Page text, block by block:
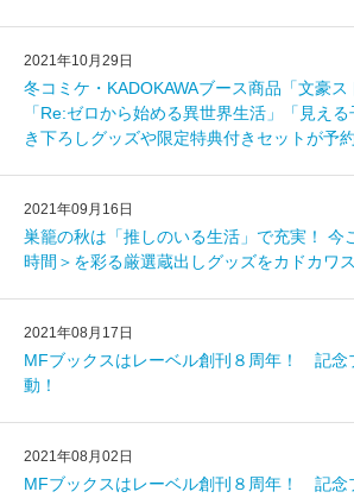
2021年10月29日
冬コミケ・KADOKAWAブース商品「文豪ス
「Re:ゼロから始める異世界生活」「見え
き下ろしグッズや限定特典付きセットが予
2021年09月16日
巣籠の秋は「推しのいる生活」で充実！ 今
時間＞を彩る厳選蔵出しグッズをカドカワ
2021年08月17日
MFブックスはレーベル創刊８周年！ 記念
動！
2021年08月02日
MFブックスはレーベル創刊８周年！ 記念